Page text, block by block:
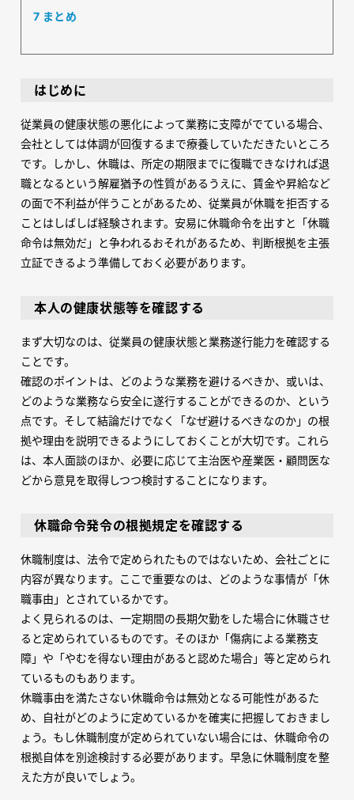
7 まとめ
はじめに
従業員の健康状態の悪化によって業務に支障がでている場合、
会社としては体調が回復するまで療養していただきたいところ
です。しかし、休職は、所定の期限までに復職できなければ退
職となるという解雇猶予の性質があるうえに、賃金や昇給など
の面で不利益が伴うことがあるため、従業員が休職を拒否する
ことはしばしば経験されます。安易に休職命令を出すと「休職
命令は無効だ」と争われるおそれがあるため、判断根拠を主張
立証できるよう準備しておく必要があります。
本人の健康状態等を確認する
まず大切なのは、従業員の健康状態と業務遂行能力を確認する
ことです。
確認のポイントは、どのような業務を避けるべきか、或いは、
どのような業務なら安全に遂行することができるのか、という
点です。そして結論だけでなく「なぜ避けるべきなのか」の根
拠や理由を説明できるようにしておくことが大切です。これら
は、本人面談のほか、必要に応じて主治医や産業医・顧問医な
どから意見を取得しつつ検討することになります。
休職命令発令の根拠規定を確認する
休職制度は、法令で定められたものではないため、会社ごとに
内容が異なります。ここで重要なのは、どのような事情が「休
職事由」とされているかです。
よく見られるのは、一定期間の長期欠勤をした場合に休職させ
ると定められているものです。そのほか「傷病による業務支
障」や「やむを得ない理由があると認めた場合」等と定められ
ているものもあります。
休職事由を満たさない休職命令は無効となる可能性があるた
め、自社がどのように定めているかを確実に把握しておきまし
ょう。もし休職制度が定められていない場合には、休職命令の
根拠自体を別途検討する必要があります。早急に休職制度を整
えた方が良いでしょう。